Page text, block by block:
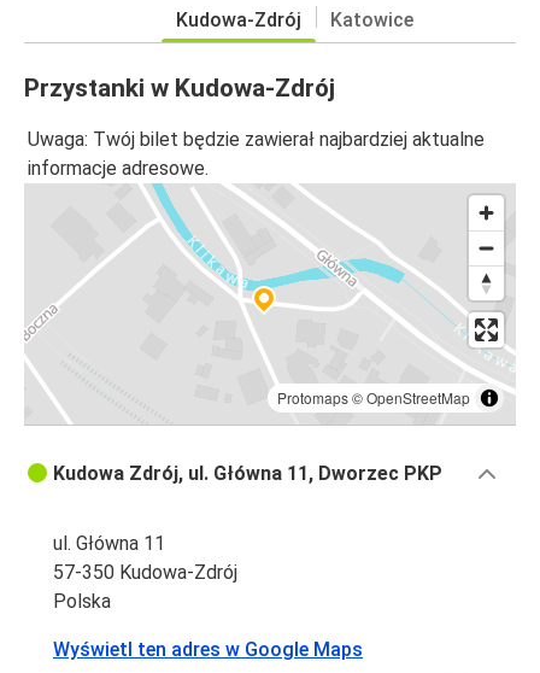
Kudowa-Zdrój Katowice
Przystanki w Kudowa-Zdrój
Uwaga: Twój bilet będzie zawierał najbardziej aktualne
informacje adresowe.
Protomaps©OpenStreetMap
Kudowa Zdrój, ul. Główna 11, Dworzec PKP
ul. Główna 11
57-350 Kudowa-Zdrój
Polska
Wyświetl ten adres w Google Maps